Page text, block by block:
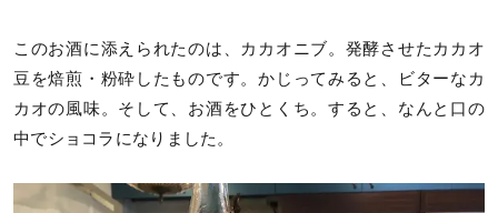
このお酒に添えられたのは、カカオニブ。発酵させたカカオ
豆を焙煎・粉砕したものです。かじってみると、ビターなカ
カオの風味。そして、お酒をひとくち。すると、なんと口の
中でショコラになりました。